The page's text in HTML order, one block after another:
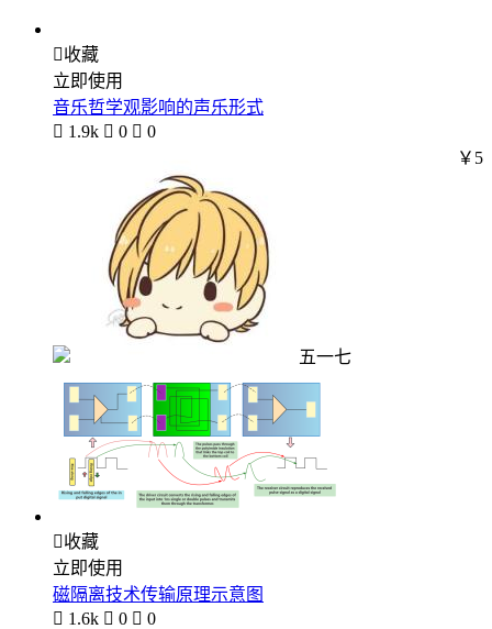
收藏
立即使用
音乐哲学观影响的声乐形式
 1.9k  0  0
五一七
￥5
收藏
立即使用
磁隔离技术传输原理示意图
 1.6k  0  0